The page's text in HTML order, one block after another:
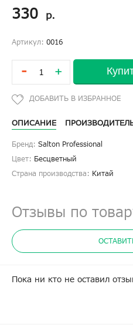
330 р.
Артикул: 0016
- +
ОПИСАНИЕ
Бренд: Salton Professional
Цвет: Бесцветный
Страна производства: Китай
Отзывы по
Пока ни кто не оставил